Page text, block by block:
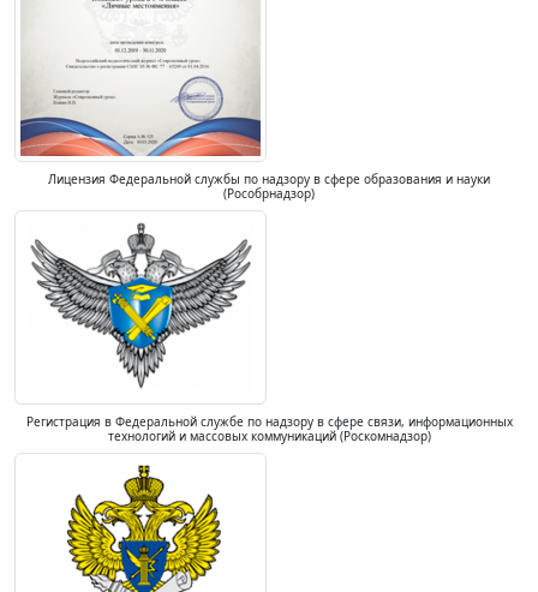
Лицензия Федеральной службы по надзору в сфере образования и науки
(Рособрнадзор)
Регистрация в Федеральной службе по надзору в сфере связи, информационных
технологий и массовых коммуникаций (Роскомнадзор)